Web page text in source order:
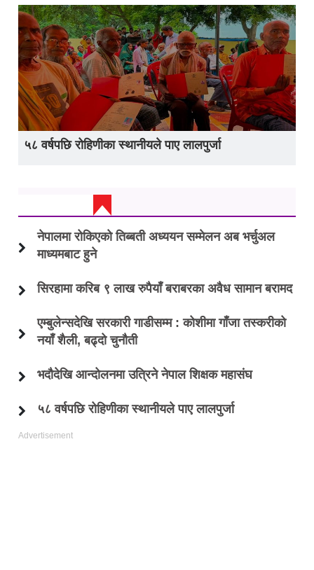
५८ वर्षपछि रोहिणीका स्थानीयले पाए लालपुर्जा
नेपालमा रोकिएको तिब्बती अध्ययन सम्मेलन अब भर्चुअल
माध्यमबाट हुने
सिरहामा करिब ९ लाख रुपैयाँ बराबरका अवैध सामान बरामद
एम्बुलेन्सदेखि सरकारी गाडीसम्म : कोशीमा गाँजा तस्करीको
नयाँ शैली, बढ्दो चुनौती
भदौदेखि आन्दोलनमा उत्रिने नेपाल शिक्षक महासंघ
५८ वर्षपछि रोहिणीका स्थानीयले पाए लालपुर्जा